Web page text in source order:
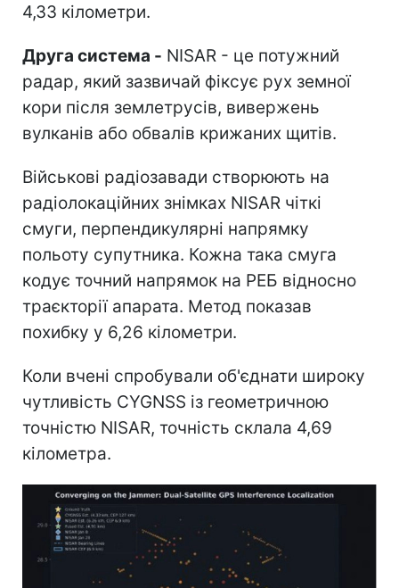
4,33 кілометри.
Друга система - NISAR - це потужний
радар, який зазвичай фіксує рух земної
кори після землетрусів, вивержень
вулканів або обвалів крижаних щитів.
Військові радіозавади створюють на
радіолокаційних знімках NISAR чіткі
смуги, перпендикулярні напрямку
польоту супутника. Кожна така смуга
кодує точний напрямок на РЕБ відносно
траєкторії апарата. Метод показав
похибку у 6,26 кілометри.
Коли вчені спробували об'єднати широку
чутливість CYGNSS із геометричною
точністю NISAR, точність склала 4,69
кілометра.